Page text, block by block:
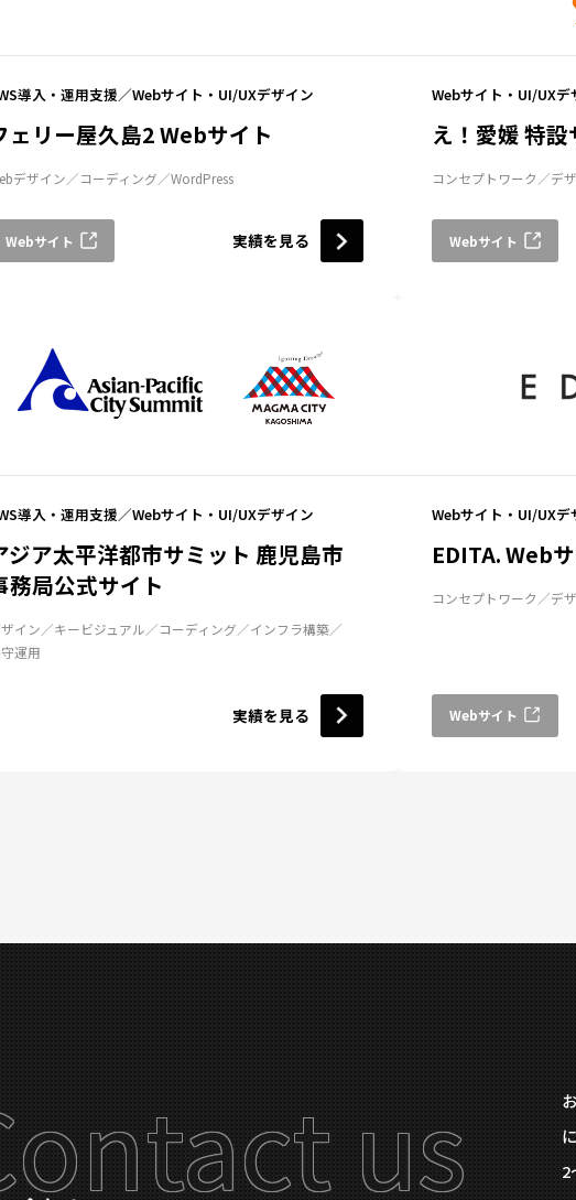
導入・運用支援 Webサイト・UI/UXデザイン
ェリー屋久島2 Webサイト
デザイン コーディング WordPress
Webサイト 実績を見る
Webサイト・UI/UXデ
え！愛媛 特設
コンセプトワーク デ
Webサイト
導入・運用支援 Webサイト・UI/UXデザイン
ジア太平洋都市サミット 鹿児島市
務局公式サイト
イン キービジュアル コーディング
インフラ構築
運用
実績を見る
Webサイト・UI/UXデ
EDITA. Web
コンセプトワーク デ
Webサイト
us
2